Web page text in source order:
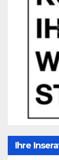
Ihre